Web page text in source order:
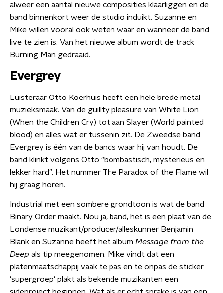
alweer een aantal nieuwe composities klaarliggen en de
band binnenkort weer de studio induikt. Suzanne en
Mike willen vooral ook weten waar en wanneer de band
live te zien is. Van het nieuwe album wordt de track
Burning Man gedraaid.
Evergrey
Luisteraar Otto Koerhuis heeft een hele brede metal
muzieksmaak. Van de guillty pleasure van White Lion
(When the Children Cry) tot aan Slayer (World painted
blood) en alles wat er tussenin zit. De Zweedse band
Evergrey is één van de bands waar hij van houdt. De
band klinkt volgens Otto "bombastisch, mysterieus en
lekker hard". Het nummer The Paradox of the Flame wil
hij graag horen.
Industrial met een sombere grondtoon is wat de band
Binary Order maakt. Nou ja, band, het is een plaat van de
Londense muzikant/producer/alleskunner Benjamin
Blank en Suzanne heeft het album Message from the
Deep als tip meegenomen. Mike vindt dat een
platenmaatschappij vaak te pas en te onpas de sticker
'supergroep' plakt als bekende muzikanten een